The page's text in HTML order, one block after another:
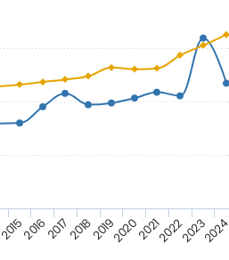
2015201620172018201920202021202220232024